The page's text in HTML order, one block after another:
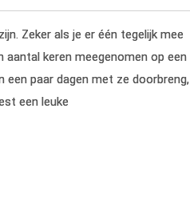
Zeker als je er één tegelijk mee
aantal keren meegenomen op een
een paar dagen met ze doorbreng,
een leuke